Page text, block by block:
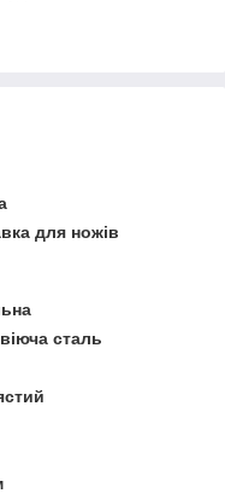
для ножів
сталь